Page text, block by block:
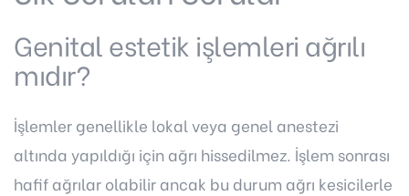
Genital estetik işlemleri ağrılı
mıdır?
İşlemler genellikle lokal veya genel anestezi
altında yapıldığı için ağrı hissedilmez. İşlem sonrası
hafif ağrılar olabilir ancak bu durum ağrı kesicilerle